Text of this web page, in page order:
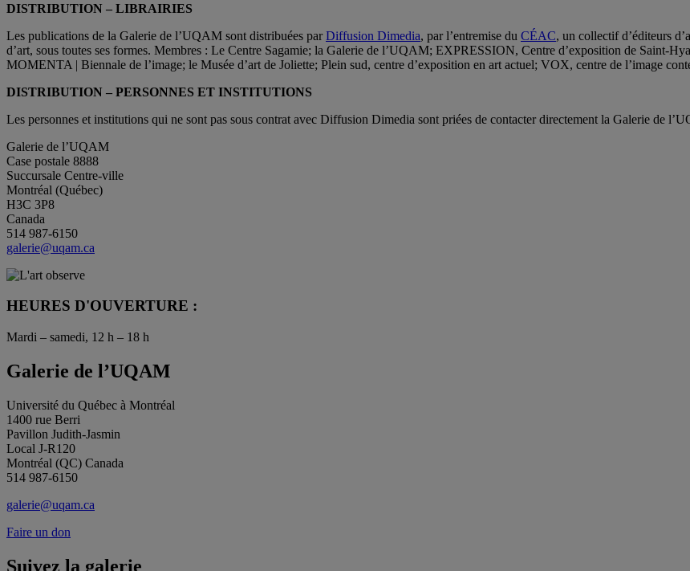
DISTRIBUTION – LIBRAIRIES
Les publications de la Galerie de l’UQAM sont distribuées parDiffusion Dimedia, par l’entremise du CÉAC, un collectif d’éditeurs
d’art, sous toutes ses formes. Membres : Le Centre Sagamie; la Galerie de l’UQAM; EXPRESSION, Centre d’exposition de Saint-
MOMENTA | Biennale de l’image; le Musée d’art de Joliette; Plein sud, centre d’exposition en art actuel; VOX, centre de l’image
DISTRIBUTION – PERSONNES ET INSTITUTIONS
Les personnes et institutions qui ne sont pas sous contrat avec Diffusion Dimedia sont priées de contacter directement la Galerie de
Galerie de l’UQAM
Case postale 8888
Succursale Centre-ville
Montréal (Québec)
H3C 3P8
Canada
514 987-6150
galerie@uqam.ca
HEURES D'OUVERTURE :
Mardi – samedi, 12 h – 18 h
Galerie de l’UQAM
Université du Québec à Montréal
1400 rue Berri
Pavillon Judith-Jasmin
Local J-R120
Montréal (QC) Canada
514 987-6150
galerie@uqam.ca
Faire un don
Suivez la galerie